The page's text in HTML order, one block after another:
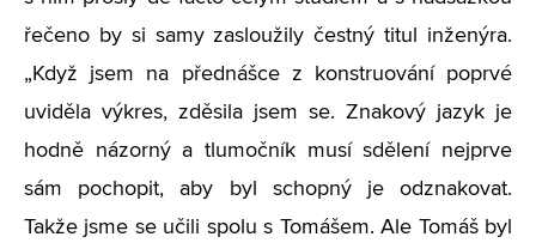
řečeno by si samy zasloužily čestný titul inženýra.
„Když jsem na přednášce z konstruování poprvé
uviděla výkres, zděsila jsem se. Znakový jazyk je
hodně názorný a tlumočník musí sdělení nejprve
sám pochopit, aby byl schopný je odznakovat.
Takže jsme se učili spolu s Tomášem. Ale Tomáš byl